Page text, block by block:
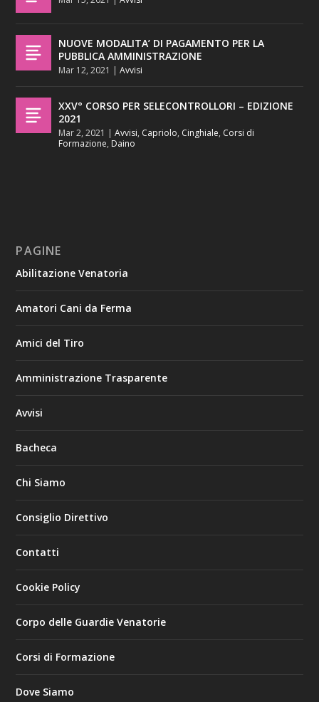
NUOVE MODALITA’ DI PAGAMENTO PER LA
PUBBLICA AMMINISTRAZIONE
Mar 12, 2021 |Avvisi
XXV° CORSO PER SELECONTROLLORI – EDIZIONE
2021
Mar 2, 2021 |Avvisi, Capriolo, Cinghiale, Corsi di
Formazione, Daino
PAGINE
Abilitazione Venatoria
Amatori Cani da Ferma
Amici del Tiro
Amministrazione Trasparente
Avvisi
Bacheca
Chi Siamo
Consiglio Direttivo
Contatti
Cookie Policy
Corpo delle Guardie Venatorie
Corsi di Formazione
Dove Siamo